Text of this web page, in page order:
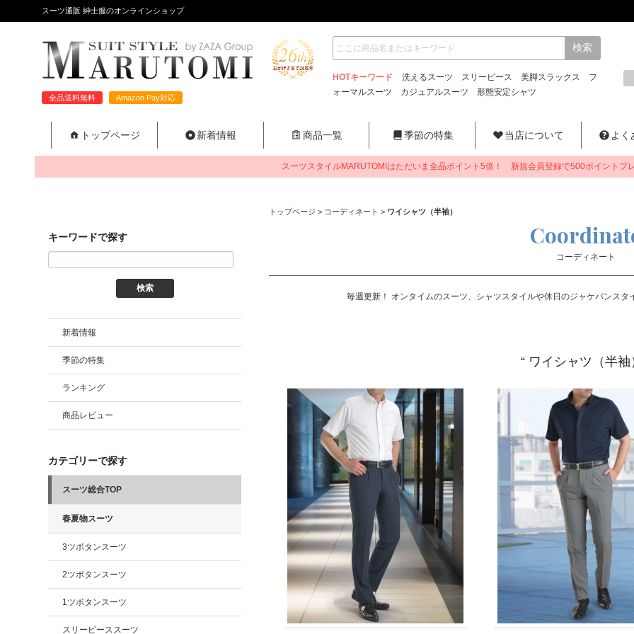
スーツ通販 紳士服のオンラインショップ
全品送料無料 Amazon Pay対応
HOTキーワード 洗えるスーツ スリーピース 美脚スラックス
フ
ォーマルスーツ
カジュアルスーツ 形態安定シャツ
トップページ 新着情報 商品一覧 季節の特集 当店について よく
スーツスタイルMARUTOMIはただいま全品ポイント5倍！ 新規会員登録で500ポイントプ
トップページ > コーディネート > ワイシャツ（半袖）
コーディネート
毎週更新！ オンタイムのスーツ、シャツスタイルや休日のジャケパンス
ワイシャツ（半袖
キーワードで探す
新着情報
季節の特集
ランキング
商品レビュー
カテゴリーで探す
スーツ総合TOP
春夏物スーツ
3ツボタンスーツ
2ツボタンスーツ
1ツボタンスーツ
スリーピーススーツ